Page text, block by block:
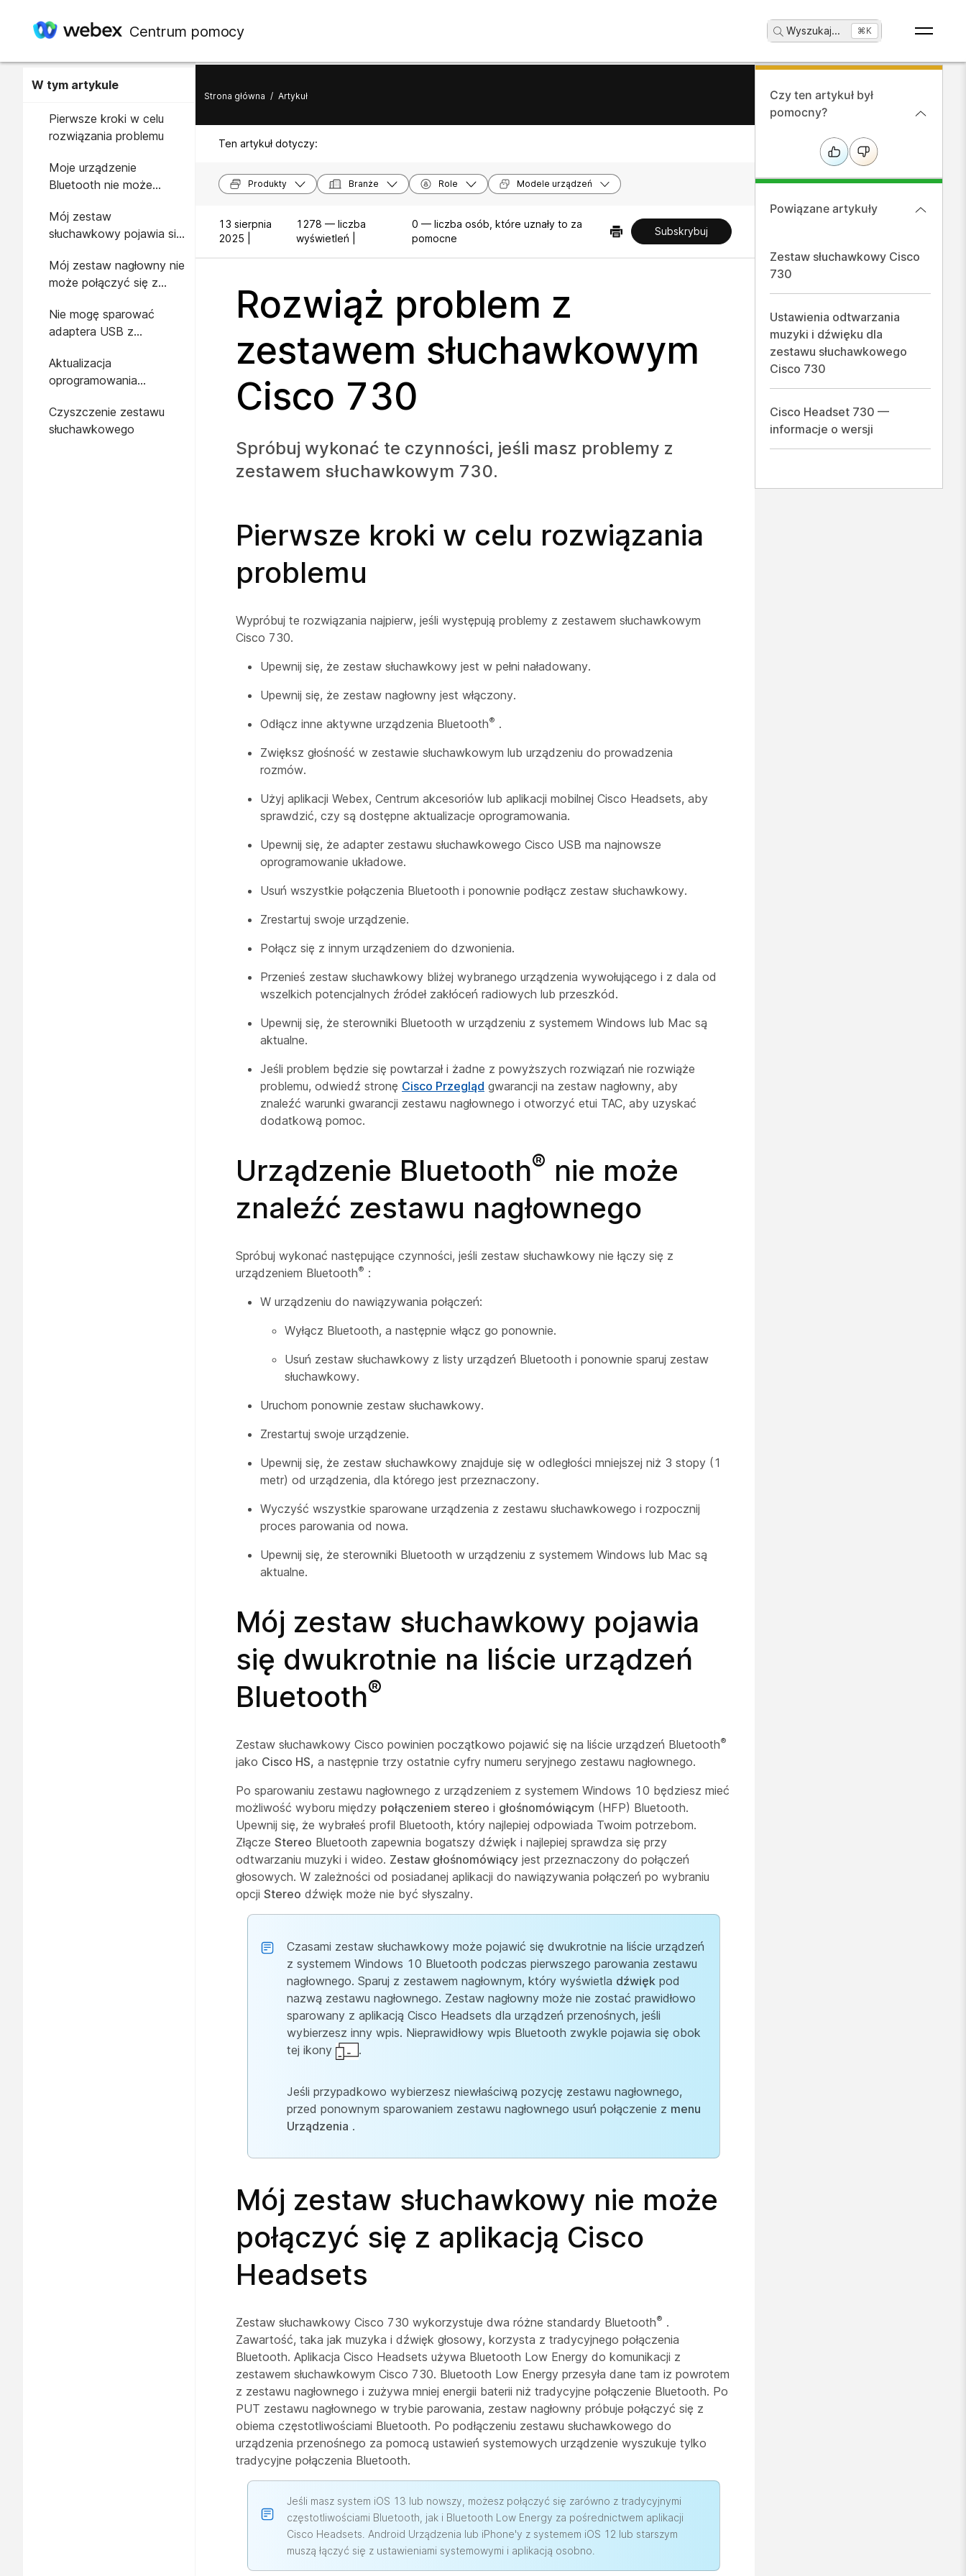
Centrum pomocy Wyszukaj... ⌘K
W tym artykule
Pierwsze kroki w celu
rozwiązania problemu
Moje urządzenie
Bluetooth nie może
słuchawkowego
Mój zestaw
słuchawkowy pojawia się
urządzeń Bluetooth
Mój zestaw nagłowny nie
może połączyć się z
Nie mogę sparować
adaptera USB z
słuchawkowym Cisco
730
Aktualizacja
oprogramowania
słuchawkowego
Czyszczenie zestawu
słuchawkowego
Strona główna / Artykuł
Ten artykuł dotyczy:
Produkty Branże Role Modele urządzeń
13 sierpnia
2025 |
1278 — liczba
wyświetleń |
0 — liczba osób, które uznały to za
pomocne
Subskrybuj
Rozwiąż problem z
zestawem słuchawkowym
Cisco 730
Spróbuj wykonać te czynności, jeśli masz problemy z
zestawem słuchawkowym 730.
Pierwsze kroki w celu rozwiązania
problemu
Wypróbuj te rozwiązania najpierw, jeśli występują problemy z zestawem słuchawkowym
Cisco 730.
Upewnij się, że zestaw słuchawkowy jest w pełni naładowany.
Upewnij się, że zestaw nagłowny jest włączony.
Odłącz inne aktywne urządzenia Bluetooth® .
Zwiększ głośność w zestawie słuchawkowym lub urządzeniu do prowadzenia
rozmów.
Użyj aplikacji Webex, Centrum akcesoriów lub aplikacji mobilnej Cisco Headsets, aby
sprawdzić, czy są dostępne aktualizacje oprogramowania.
Upewnij się, że adapter zestawu słuchawkowego Cisco USB ma najnowsze
oprogramowanie układowe.
Usuń wszystkie połączenia Bluetooth i ponownie podłącz zestaw słuchawkowy.
Zrestartuj swoje urządzenie.
Połącz się z innym urządzeniem do dzwonienia.
Przenieś zestaw słuchawkowy bliżej wybranego urządzenia wywołującego i z dala od
wszelkich potencjalnych źródeł zakłóceń radiowych lub przeszkód.
Upewnij się, że sterowniki Bluetooth w urządzeniu z systemem Windows lub Mac są
aktualne.
Jeśli problem będzie się powtarzał i żadne z powyższych rozwiązań nie rozwiąże
problemu, odwiedź stronę Cisco Przegląd gwarancji na zestaw nagłowny, aby
znaleźć warunki gwarancji zestawu nagłownego i otworzyć etui TAC, aby uzyskać
dodatkową pomoc.
Urządzenie Bluetooth® nie może
znaleźć zestawu nagłownego
Spróbuj wykonać następujące czynności, jeśli zestaw słuchawkowy nie łączy się z
urządzeniem Bluetooth® :
W urządzeniu do nawiązywania połączeń:
Wyłącz Bluetooth, a następnie włącz go ponownie.
Usuń zestaw słuchawkowy z listy urządzeń Bluetooth i ponownie sparuj zestaw
słuchawkowy.
Uruchom ponownie zestaw słuchawkowy.
Zrestartuj swoje urządzenie.
Upewnij się, że zestaw słuchawkowy znajduje się w odległości mniejszej niż 3 stopy (1
metr) od urządzenia, dla którego jest przeznaczony.
Wyczyść wszystkie sparowane urządzenia z zestawu słuchawkowego i rozpocznij
proces parowania od nowa.
Upewnij się, że sterowniki Bluetooth w urządzeniu z systemem Windows lub Mac są
aktualne.
Mój zestaw słuchawkowy pojawia
się dwukrotnie na liście urządzeń
Bluetooth®
Zestaw słuchawkowy Cisco powinien początkowo pojawić się na liście urządzeń Bluetooth®
jako Cisco HS, a następnie trzy ostatnie cyfry numeru seryjnego zestawu nagłownego.
Po sparowaniu zestawu nagłownego z urządzeniem z systemem Windows 10 będziesz mieć
możliwość wyboru między połączeniem stereo i głośnomówiącym (HFP) Bluetooth.
Upewnij się, że wybrałeś profil Bluetooth, który najlepiej odpowiada Twoim potrzebom.
Złącze Stereo Bluetooth zapewnia bogatszy dźwięk i najlepiej sprawdza się przy
odtwarzaniu muzyki i wideo. Zestaw głośnomówiący jest przeznaczony do połączeń
głosowych. W zależności od posiadanej aplikacji do nawiązywania połączeń po wybraniu
opcji Stereo dźwięk może nie być słyszalny.
Czasami zestaw słuchawkowy może pojawić się dwukrotnie na liście urządzeń
z systemem Windows 10 Bluetooth podczas pierwszego parowania zestawu
nagłownego. Sparuj z zestawem nagłownym, który wyświetla dźwięk pod
nazwą zestawu nagłownego. Zestaw nagłowny może nie zostać prawidłowo
sparowany z aplikacją Cisco Headsets dla urządzeń przenośnych, jeśli
wybierzesz inny wpis. Nieprawidłowy wpis Bluetooth zwykle pojawia się obok
tej ikony
.
Jeśli przypadkowo wybierzesz niewłaściwą pozycję zestawu nagłownego,
przed ponownym sparowaniem zestawu nagłownego usuń połączenie z menu
Urządzenia .
Mój zestaw słuchawkowy nie może
połączyć się z aplikacją Cisco
Headsets
Zestaw słuchawkowy Cisco 730 wykorzystuje dwa różne standardy Bluetooth® .
Zawartość, taka jak muzyka i dźwięk głosowy, korzysta z tradycyjnego połączenia
Bluetooth. Aplikacja Cisco Headsets używa Bluetooth Low Energy do komunikacji z
zestawem słuchawkowym Cisco 730. Bluetooth Low Energy przesyła dane tam iz powrotem
z zestawu nagłownego i zużywa mniej energii baterii niż tradycyjne połączenie Bluetooth. Po
PUT zestawu nagłownego w trybie parowania, zestaw nagłowny próbuje połączyć się z
obiema częstotliwościami Bluetooth. Po podłączeniu zestawu słuchawkowego do
urządzenia przenośnego za pomocą ustawień systemowych urządzenie wyszukuje tylko
tradycyjne połączenia Bluetooth.
Jeśli masz system iOS 13 lub nowszy, możesz połączyć się zarówno z tradycyjnymi
częstotliwościami Bluetooth, jak i Bluetooth Low Energy za pośrednictwem aplikacji
Cisco Headsets. Android Urządzenia lub iPhone'y z systemem iOS 12 lub starszym
muszą łączyć się z ustawieniami systemowymi i aplikacją osobno.
Czy ten artykuł był
pomocny?
Powiązane artykuły
Zestaw słuchawkowy Cisco
730
Ustawienia odtwarzania
muzyki i dźwięku dla
zestawu słuchawkowego
Cisco 730
Cisco Headset 730 —
informacje o wersji